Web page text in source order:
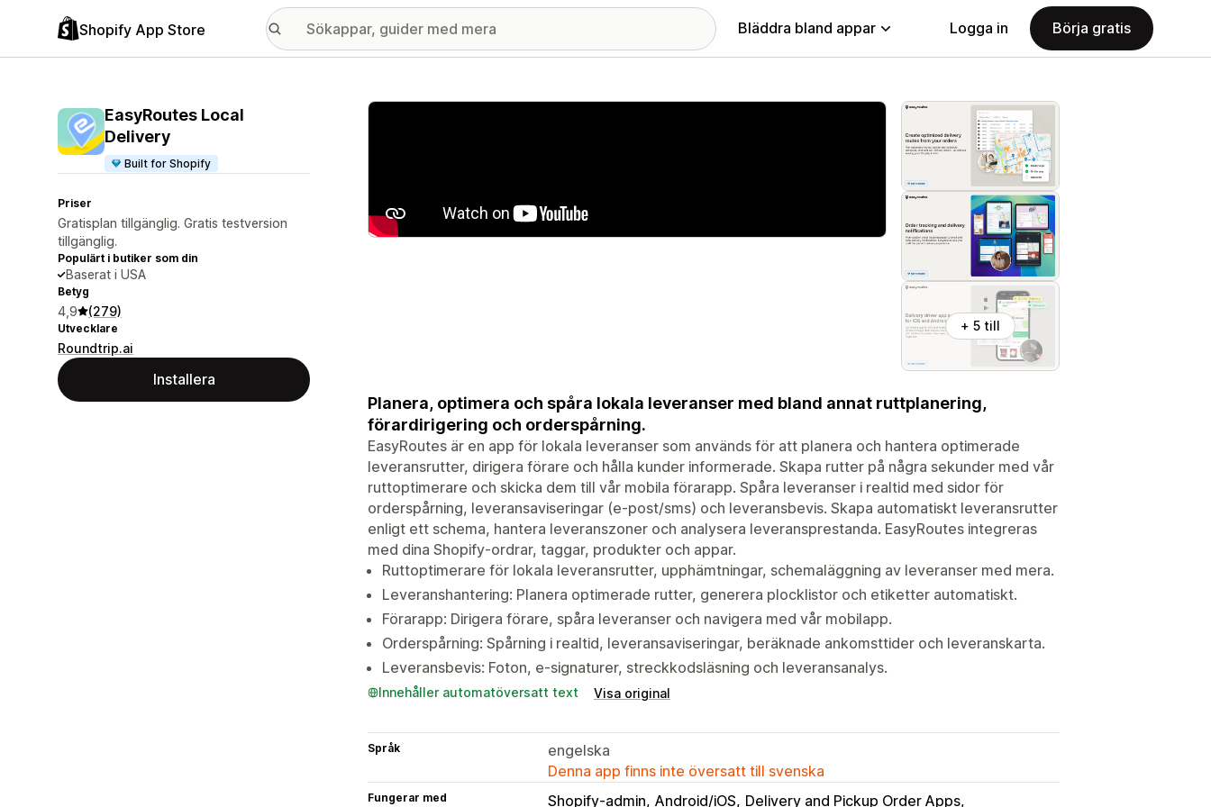
Shopify App Store Bläddra bland appar Logga in Börja gratis
EasyRoutes Local
Delivery
Built for Shopify
Priser
Gratisplan tillgänglig. Gratis testversion
tillgänglig.
Populärt i butiker som din
Baserat i USA
Betyg
4,9 (279)
Utvecklare
Roundtrip.ai
Installera
Galleri med utvalda bilder
+ 5 till
Planera, optimera och spåra lokala leveranser med bland annat ruttplanering,
förardirigering och orderspårning.
EasyRoutes är en app för lokala leveranser som används för att planera och hantera optimerade
leveransrutter, dirigera förare och hålla kunder informerade. Skapa rutter på några sekunder med vår
ruttoptimerare och skicka dem till vår mobila förarapp. Spåra leveranser i realtid med sidor för
orderspårning, leveransaviseringar (e-post/sms) och leveransbevis. Skapa automatiskt leveransrutter
enligt ett schema, hantera leveranszoner och analysera leveransprestanda. EasyRoutes integreras
med dina Shopify-ordrar, taggar, produkter och appar.
Ruttoptimerare för lokala leveransrutter, upphämtningar, schemaläggning av leveranser med mera.
Leveranshantering: Planera optimerade rutter, generera plocklistor och etiketter automatiskt.
Förarapp: Dirigera förare, spåra leveranser och navigera med vår mobilapp.
Orderspårning: Spårning i realtid, leveransaviseringar, beräknade ankomsttider och leveranskarta.
Leveransbevis: Foton, e-signaturer, streckkodsläsning och leveransanalys.
Innehåller automatöversatt text Visa original
Språk
engelska
Denna app finns inte översatt till svenska
Fungerar med Shopify-admin Android/iOS Delivery and Pickup Order Apps